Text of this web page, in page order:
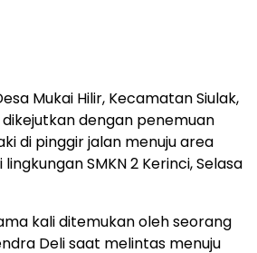
Mukai Hilir, Kecamatan Siulak,
dengan penemuan
di pinggir jalan menuju area
SMKN 2 Kerinci, Selasa
kali ditemukan oleh seorang
Deli saat melintas menuju